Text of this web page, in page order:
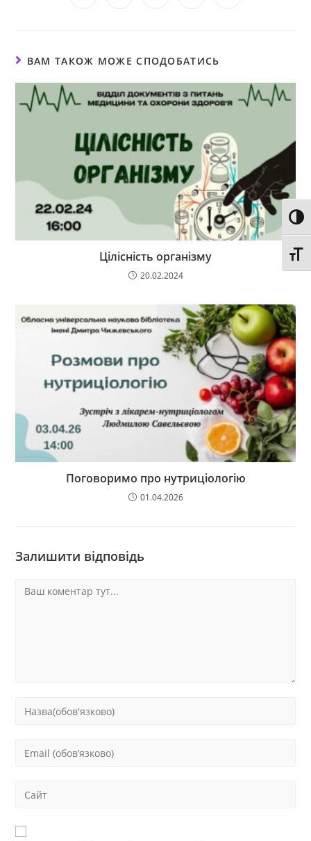
ВАМ ТАКОЖ МОЖЕ СПОДОБАТИСЬ
Цілісність організму
20.02.2024
Поговоримо про нутриціологію
01.04.2026
Залишити відповідь